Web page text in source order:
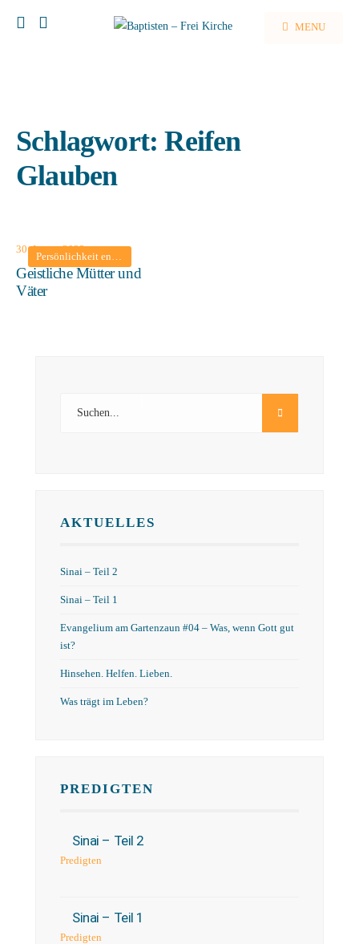
MENU
Schlagwort:Reifen
Glauben
Persönlichkeit entwickeln
30. Januar 2022
Geistliche Mütter und
Väter
AKTUELLES
Sinai – Teil 2
Sinai – Teil 1
Evangelium am Gartenzaun #04 – Was, wenn Gott gut
ist?
Hinsehen. Helfen. Lieben.
Was trägt im Leben?
PREDIGTEN
Sinai – Teil 2
Predigten
Sinai – Teil 1
Predigten